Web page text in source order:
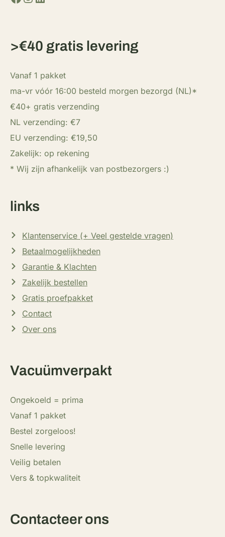
>€40 gratis levering
Vanaf 1 pakket
ma-vr vóór 16:00 besteld morgen bezorgd (NL)*
€40+ gratis verzending
NL verzending: €7
EU verzending: €19,50
Zakelijk: op rekening
* Wij zijn afhankelijk van postbezorgers :)
links
Klantenservice (+ Veel gestelde vragen)
Betaalmogelijkheden
Garantie & Klachten
Zakelijk bestellen
Gratis proefpakket
Contact
Over ons
Vacuümverpakt
Ongekoeld = prima
Vanaf 1 pakket
Bestel zorgeloos!
Snelle levering
Veilig betalen
Vers & topkwaliteit
Contacteer ons